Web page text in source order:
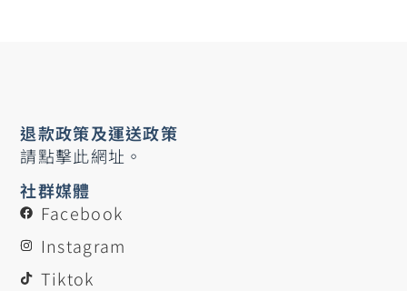
社群媒體
Facebook
Instagram
Tiktok
退款政策及運送政策
請點擊此網址。